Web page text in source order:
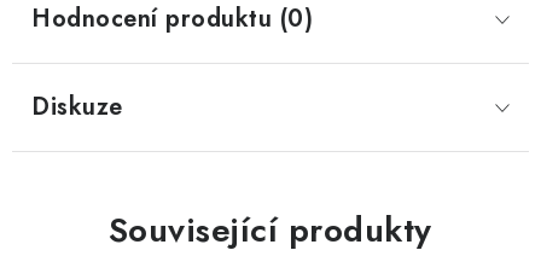
Hodnocení produktu (0)
Diskuze
Související produkty